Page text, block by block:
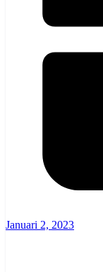
Januari 2, 2023